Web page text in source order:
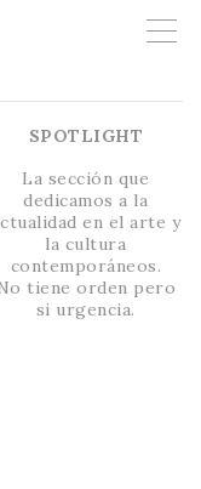
para poder
proyecto y
SPOTLIGHT
La sección que
dedicamos a la
en el arte y
la cultura
contemporáneos.
tiene orden pero
si urgencia.